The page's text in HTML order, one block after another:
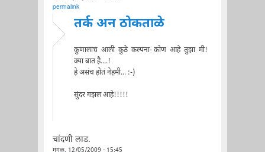
permalink
तर्क अन ठोकताळे
कुणालाच आली कुठे कल्पना- कोण आहे तुझा मी!
क्या बात है....!
हे असंच होतं नेहमी... :-)
सुंदर गझल आहे!!!!!
चांदणी लाड.
मंगळ, 12/05/2009 - 15:45